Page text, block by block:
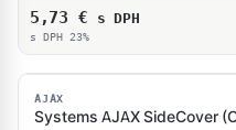
5,73 € s DPH
s DPH 23%
AJAX
Systems AJAX SideCover